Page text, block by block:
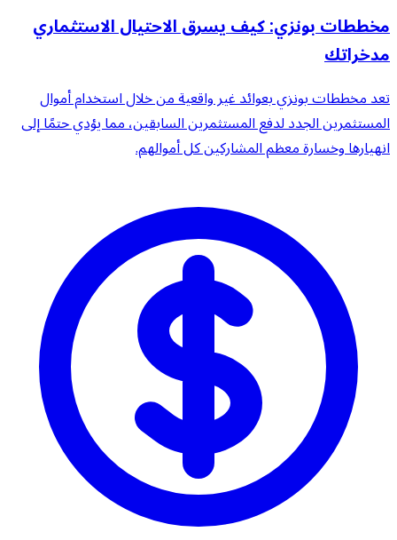
مخططات بونزي: كيف يسرق الاحتيال الاستثماري
مدخراتك
تعد مخططات بونزي بعوائد غير واقعية من خلال استخدام أموال
المستثمرين الجدد لدفع المستثمرين السابقين، مما يؤدي حتمًا إلى
انهيارها وخسارة معظم المشاركين كل أموالهم.